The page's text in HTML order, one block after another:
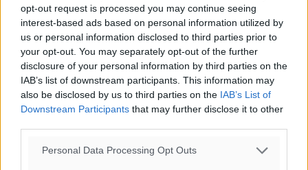
opt-out request is processed you may continue seeing
interest-based ads based on personal information utilized by
us or personal information disclosed to third parties prior to
your opt-out. You may separately opt-out of the further
disclosure of your personal information by third parties on the
IAB’s list of downstream participants. This information may
also be disclosed by us to third parties on the IAB’s List of
Downstream Participants that may further disclose it to other
Personal Data Processing Opt Outs